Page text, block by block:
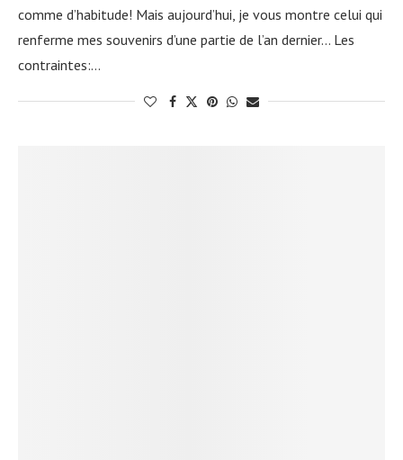
comme d’habitude! Mais aujourd’hui, je vous montre celui qui
renferme mes souvenirs d’une partie de l’an dernier… Les
contraintes:…